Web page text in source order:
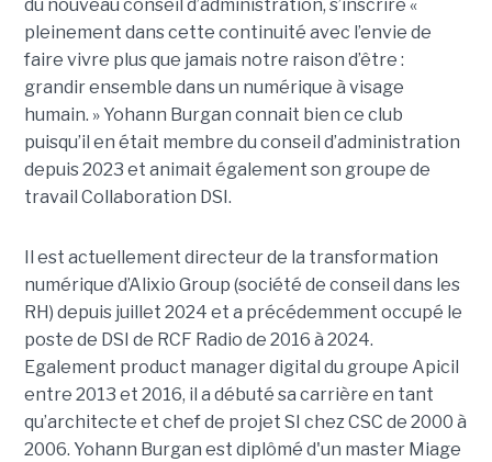
du nouveau conseil d’administration, s’inscrire «
pleinement dans cette continuité avec l’envie de
faire vivre plus que jamais notre raison d’être :
grandir ensemble dans un numérique à visage
humain. »Yohann Burgan connait bien ce club
puisqu’il en était membre du conseil d’administration
depuis 2023 et animait également son groupe de
travail Collaboration DSI.
Il est actuellement directeur de la transformation
numérique d’Alixio Group (société de conseil dans les
RH) depuis juillet 2024 et a précédemment occupé le
poste de DSI de RCF Radio de 2016 à 2024.
Egalement product manager digital du groupe Apicil
entre 2013 et 2016, il a débuté sa carrière en tant
qu’architecte et chef de projet SI chez CSC de 2000 à
2006. Yohann Burgan est diplômé d'un master Miage